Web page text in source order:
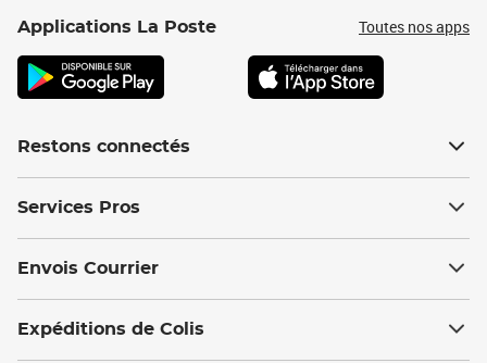
Applications La Poste Toutes nos apps
Restons connectés
Services Pros
Envois Courrier
Expéditions de Colis